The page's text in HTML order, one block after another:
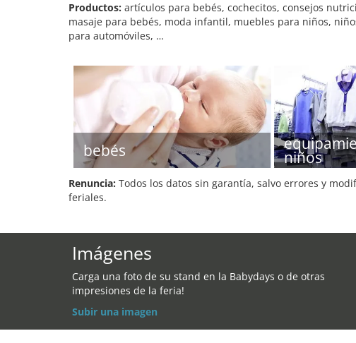
Productos: artículos para bebés, cochecitos, consejos
masaje para bebés, moda infantil, muebles para niños,
para automóviles, …
bebés niños
Renuncia: Todos los datos sin garantía, salvo errores y
feriales.
Imágenes
Carga una foto de su stand en la Babydays o de otras
impresiones de la feria!
Subir una imagen